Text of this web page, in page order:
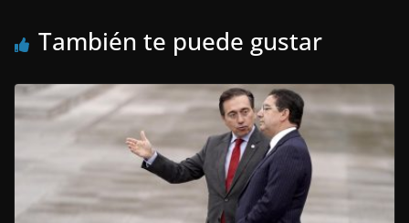
También te puede gustar